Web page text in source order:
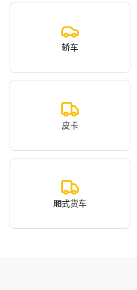
轿车
皮卡
厢式货车